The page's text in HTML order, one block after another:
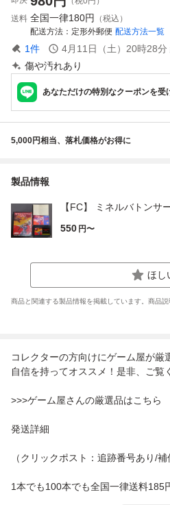
送料 全国一律180円
（税込）
配送方法
定形外郵便 配送方法一覧
1件 4月11日（土）20時28分
傷や汚れあり
あなただけの特別なクーポンを受
5,000円相当、落札価格がお得に
製品情報
【FC】 ミネルバトンサ
550 円〜
ほし
商品と関連する製品情報を掲載しています。商品説
コレクターの方向けにゲーム屋が厳
自信を持ってオススメ！是非、ご覧
>>>ゲーム屋さんの厳選品はこちら
発送詳細
（クリックポスト：追跡番号あり/補
1本でも100本でも全国一律送料185